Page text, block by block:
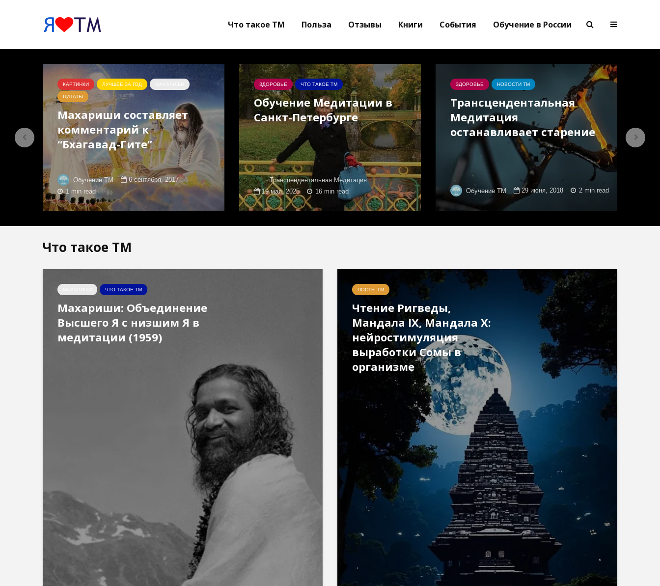
Что такое ТМ Польза Отзывы Книги События Обучение в России
КАРТИНКИ ЛУЧШЕЕ ЗА ГОД
ЦИТАТЫ
Махариши составляет
комментарий к
“Бхагавад-Гите”
Обучение ТМ
6 сентября, 2017
1 min read
ЗДОРОВЬЕ ЧТО ТАКОЕ ТМ
Обучение Медитации в
Санкт-Петербурге
Трансцендентальная Медитация
19 мая, 2025
16 min read
ЗДОРОВЬЕ НОВОСТИ ТМ
Трансцендентальная
Медитация
останавливает старение
Обучение ТМ 29 июня, 2018 2 min read
Что такое ТМ
ЧТО ТАКОЕ ТМ
Махариши: Объединение
Высшего Я с низшим Я в
медитации (1959)
ПОСТЫ ТМ
Чтение Ригведы,
Мандала IX, Мандала X:
нейростимуляция
выработки Сомы в
организме